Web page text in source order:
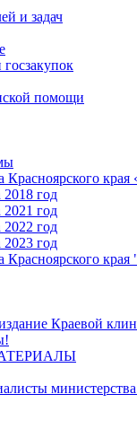
и задач
помощи
Красноярского края
2018 год
2021 год
2022 год
2023 год
Красноярского
Краевой